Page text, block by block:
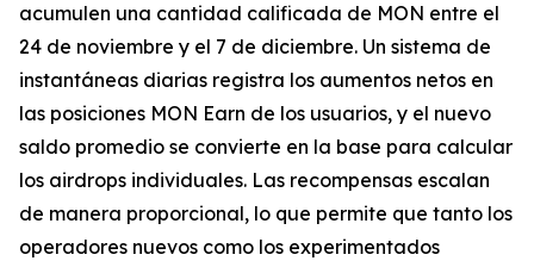
acumulen una cantidad calificada de MON entre el
24 de noviembre y el 7 de diciembre. Un sistema de
instantáneas diarias registra los aumentos netos en
las posiciones MON Earn de los usuarios, y el nuevo
saldo promedio se convierte en la base para calcular
los airdrops individuales. Las recompensas escalan
de manera proporcional, lo que permite que tanto los
operadores nuevos como los experimentados